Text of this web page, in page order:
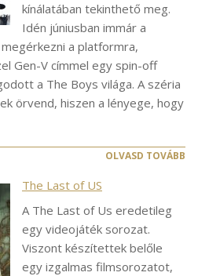
kínálatában tekinthető meg.
Idén júniusban immár a
a platformra,
Gen-V címmel egy spin-off
a The Boys világa. A széria
örvend, hiszen a lényege, hogy
OLVASD TOVÁBB
The Last of US
A The Last of Us eredetileg
egy videojáték sorozat.
Viszont készítettek belőle
egy izgalmas filmsorozatot,